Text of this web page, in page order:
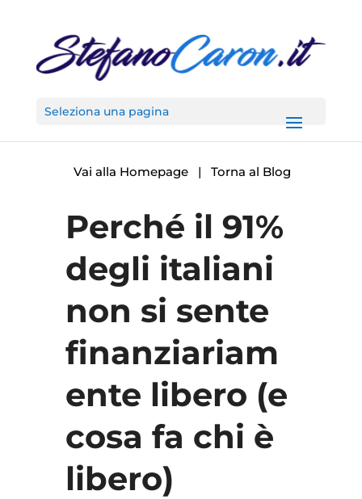
Seleziona una pagina
Vai alla Homepage |Torna al Blog
Perché il 91%
degli italiani
non si sente
finanziariam
ente libero (e
cosa fa chi è
libero)